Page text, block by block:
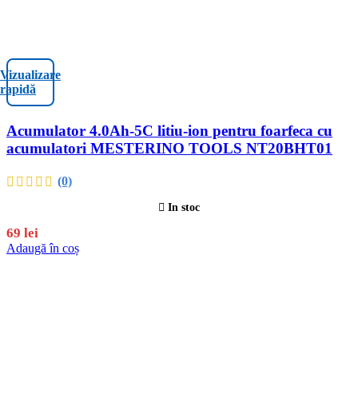
Vizualizare
rapidă
Acumulator 4.0Ah-5C litiu-ion pentru foarfeca cu
acumulatori MESTERINO TOOLS NT20BHT01
(0)
In stoc
69 lei
Adaugă în coș